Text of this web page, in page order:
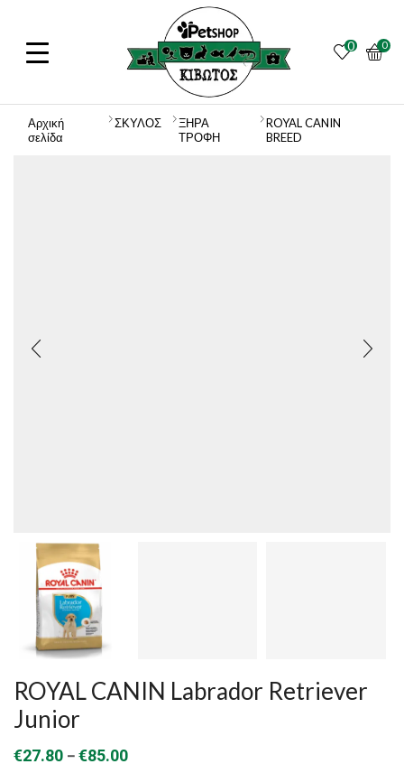
0 0
Αρχική
σελίδα
ΣΚΥΛΟΣ
ΞΗΡΑ
ΤΡΟΦΗ
ROYAL CANIN
BREED
ROYAL CANIN Labrador Retriever
Junior
€27.80 –€85.00Price